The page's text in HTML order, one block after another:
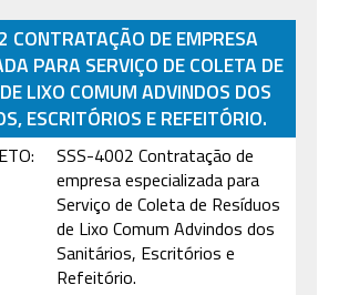
CONTRATAÇÃO DE EMPRESA
PARA SERVIÇO DE COLETA DE
LIXO COMUM ADVINDOS DOS
ESCRITÓRIOS E REFEITÓRIO.
SSS-4002 Contratação de
empresa especializada para
Serviço de Coleta de Resíduos
de Lixo Comum Advindos dos
Sanitários, Escritórios e
Refeitório.